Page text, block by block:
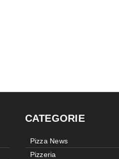
CATEGORIE
Pizza News
Pizzeria